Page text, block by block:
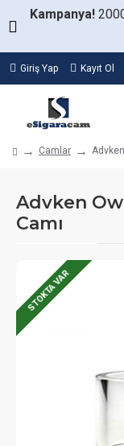
Kampanya!
Giriş Yap Kayıt Ol
Camlar
Advken
Camı
STOKTA VAR